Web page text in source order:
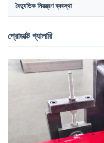
বৈদ্যুতিক নিয়ন্ত্রণ ব্যবস্থা
প্রোডাক্ট গ্যালারি